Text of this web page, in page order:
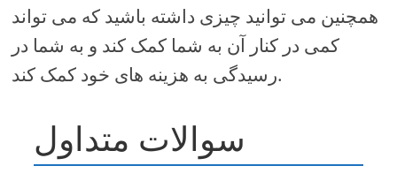
همچنین می توانید چیزی داشته باشید که می تواند
کمی در کنار آن به شما کمک کند و به شما در
رسیدگی به هزینه های خود کمک کند.
سوالات متداول